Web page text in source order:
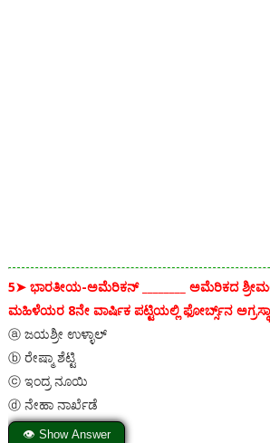
5➤ ಭಾರತೀಯ-ಅಮೆರಿಕನ್ ________ ಅಮೆರಿಕದ
ಮಹಿಳೆಯರ 8ನೇ ವಾರ್ಷಿಕ ಪಟ್ಟಿಯಲ್ಲಿ ಫೋರ್ಬ್ಸ್‌ನ
ⓐ ಜಯಶ್ರೀ ಉಳ್ಳಾಲ್
ⓑ ರೇಷ್ಮಾ ಶೆಟ್ಟಿ
ⓒ ಇಂದ್ರ ನೂಯಿ
ⓓ ನೇಹಾ ನಾರ್ಖೆಡೆ
👁 Show Answer